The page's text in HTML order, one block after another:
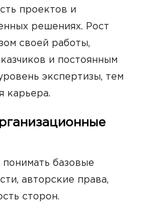
проектов и
решениях. Рост
своей работы,
и постоянным
экспертизы, тем
карьера.
базовые
авторские права,
сторон.